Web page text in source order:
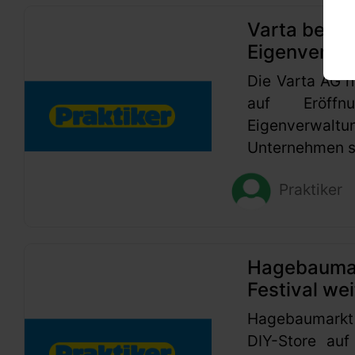
Varta
Die Varta AG
auf
Unternehmen
Praktiker
Festival
DIY-Store